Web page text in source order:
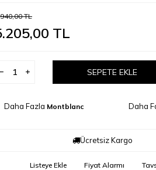
TL
TL
SEPETE EKLE
Daha Fazla Montblanc Daha
Ücretsiz Kargo
Listeye Ekle Fiyat Alarmı